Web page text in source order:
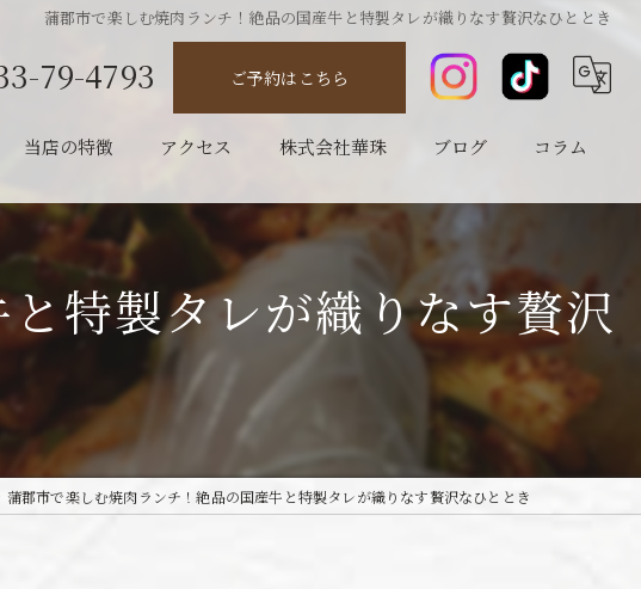
蒲郡市で楽しむ焼肉ランチ！絶品の国産牛と特製タレが織りなす贅沢なひととき
79-4793 ご予約はこちら
当店の特徴
ディナー
半個室
一人
アクセス 株式会社華珠 ブログ コラム
特製タレが織りなす贅沢
蒲郡市で楽しむ焼肉ランチ！絶品の国産牛と特製タレが織りなす贅沢なひととき